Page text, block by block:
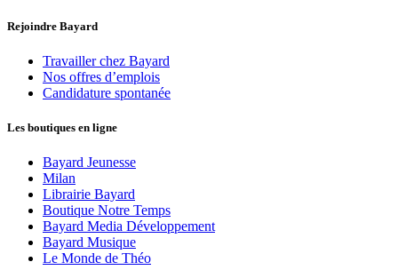
Rejoindre Bayard
Travailler chez Bayard
Nos offres d’emplois
Candidature spontanée
Les boutiques en ligne
Bayard Jeunesse
Milan
Librairie Bayard
Boutique Notre Temps
Bayard Media Développement
Bayard Musique
Le Monde de Théo